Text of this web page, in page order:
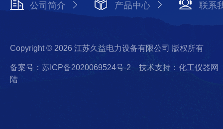
公司简介 产品中心 联系
Copyright © 2026 江苏久益电力设备有限公司 版权所有
备案号：苏ICP备2020069524号-2
技术支持：化工仪器网
陆